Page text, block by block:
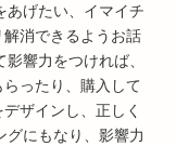
あげたい、イマイチ
消できるようお話
響力をつければ、
ったり、購入して
ザインし、正しく
にもなり、影響力